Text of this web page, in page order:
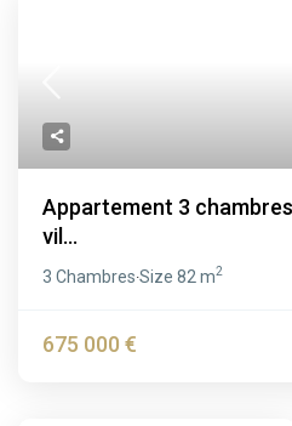
Appartement 3
vil...
3 Chambres·Size82 m2
675 000 €